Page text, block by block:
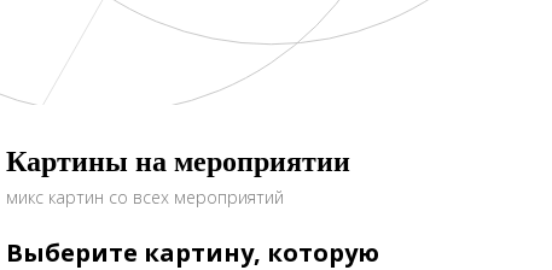
Картины на мероприятии
микс картин со всех мероприятий
Выберите картину, которую